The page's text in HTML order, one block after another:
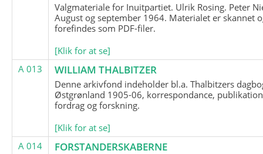
Valgmateriale for Inuitpartiet. Ulrik Rosing. Peter
August og september 1964. Materialet er skannet
forefindes som PDF-filer.
[Klik for at se]
A 013
WILLIAM THALBITZER
Denne arkivfond indeholder bl.a. Thalbitzers
Østgrønland 1905-06, korrespondance,
fordrag og forskning.
[Klik for at se]
A 014
FORSTANDERSKABERNE